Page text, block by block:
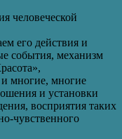
человеческой
его действия и
события, механизм
и многие, многие
и установки
восприятия таких
чувственного